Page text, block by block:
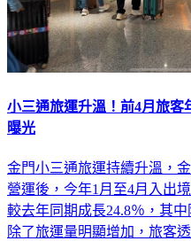
小三通旅運升溫！前4月旅
曝光
金門小三通旅運持續升溫，
營運後，今年1月至4月入出
較去年同期成長24.8％，其
除了旅運量明顯增加，旅客